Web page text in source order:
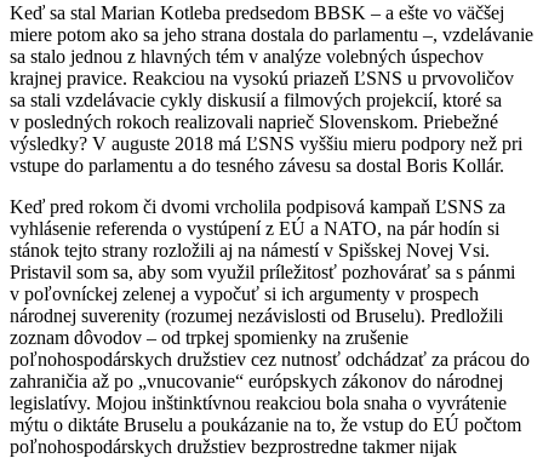
Keď sa stal Marian Kotleba predsedom BBSK – a ešte vo väčšej
miere potom ako sa jeho strana dostala do parlamentu –, vzdelávanie
sa stalo jednou z hlavných tém v analýze volebných úspechov
krajnej pravice. Reakciou na vysokú priazeň ĽSNS u prvovoličov
sa stali vzdelávacie cykly diskusií a filmových projekcií, ktoré sa
v posledných rokoch realizovali naprieč Slovenskom. Priebežné
výsledky? V auguste 2018 má ĽSNS vyššiu mieru podpory než pri
vstupe do parlamentu a do tesného závesu sa dostal Boris Kollár.
Keď pred rokom či dvomi vrcholila podpisová kampaň ĽSNS za
vyhlásenie referenda o vystúpení z EÚ a NATO, na pár hodín si
stánok tejto strany rozložili aj na námestí v Spišskej Novej Vsi.
Pristavil som sa, aby som využil príležitosť pozhovárať sa s pánmi
v poľovníckej zelenej a vypočuť si ich argumenty v prospech
národnej suverenity (rozumej nezávislosti od Bruselu). Predložili
zoznam dôvodov – od trpkej spomienky na zrušenie
poľnohospodárskych družstiev cez nutnosť odchádzať za prácou do
zahraničia až po „vnucovanie“ európskych zákonov do národnej
legislatívy. Mojou inštinktívnou reakciou bola snaha o vyvrátenie
mýtu o diktáte Bruselu a poukázanie na to, že vstup do EÚ počtom
poľnohospodárskych družstiev bezprostredne takmer nijak